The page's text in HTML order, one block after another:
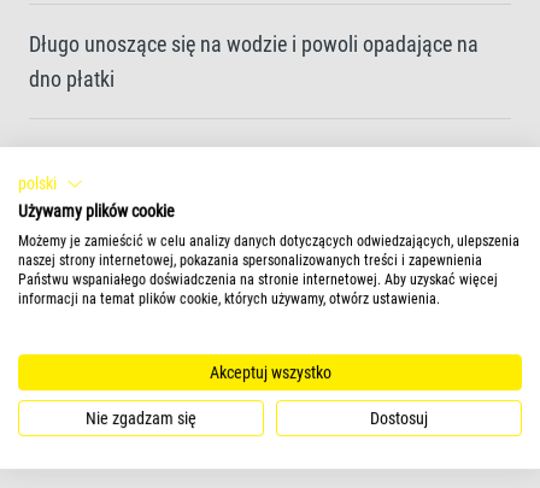
Długo unoszące się na wodzie i powoli opadające na
dno płatki
barwników i konserwantów zapewniają prawidłowy
wzrost
Czystość i lepsza jakość wody dzięki łatwej do
Forma pokarmu
polski
Używamy plików cookie
Możemy je zamieścić w celu analizy danych dotyczących odwiedzających, ulepszenia
naszej strony internetowej, pokazania spersonalizowanych treści i zapewnienia
Państwu wspaniałego doświadczenia na stronie internetowej. Aby uzyskać więcej
informacji na temat plików cookie, których używamy, otwórz ustawienia.
Akceptuj wszystko
Nie zgadzam się Dostosuj